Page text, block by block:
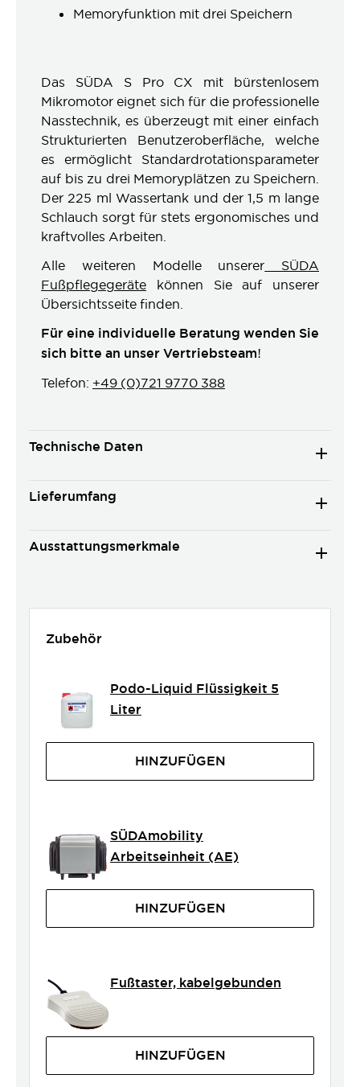
Memoryfunktion mit drei Speichern
Das SÜDA S Pro CX mit bürstenlosem
Mikromotor eignet sich für die professionelle
Nasstechnik, es überzeugt mit einer einfach
Strukturierten Benutzeroberfläche, welche
es ermöglicht Standardrotationsparameter
auf bis zu drei Memoryplätzen zu Speichern.
Der 225 ml Wassertank und der 1,5 m lange
Schlauch sorgt für stets ergonomisches und
kraftvolles Arbeiten.
Alle weiteren Modelle unserer
SÜDA
Fußpflegegeräte können Sie auf unserer
Übersichtsseite finden.
Für eine individuelle Beratung wenden Sie
sich bitte an unser Vertriebsteam!
Telefon: +49 (0)721 9770 388
Technische Daten
Lieferumfang
Ausstattungsmerkmale
Zubehör
Podo-Liquid Flüssigkeit 5
Liter
HINZUFÜGEN
SÜDAmobility
Arbeitseinheit (AE)
HINZUFÜGEN
Fußtaster, kabelgebunden
HINZUFÜGEN